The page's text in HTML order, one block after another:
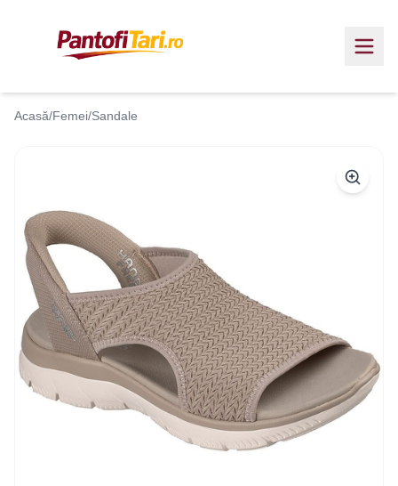
Acasă/Femei/Sandale